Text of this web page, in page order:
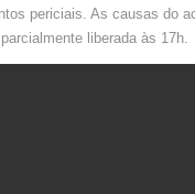
periciais. As causas do
liberada às 17h.